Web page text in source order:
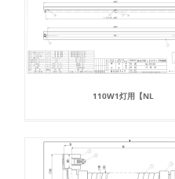
110W1灯用【NL